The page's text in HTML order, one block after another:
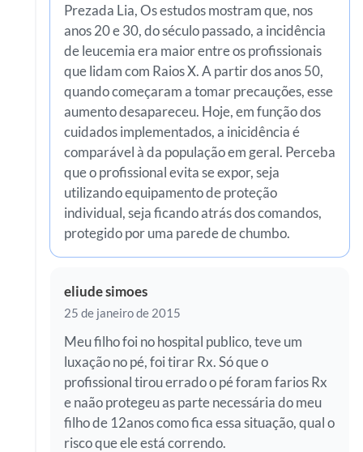
Prezada Lia, Os estudos mostram que, nos
anos 20 e 30, do século passado, a incidência
de leucemia era maior entre os profissionais
que lidam com Raios X. A partir dos anos 50,
quando começaram a tomar precauções, esse
aumento desapareceu. Hoje, em função dos
cuidados implementados, a inicidência é
comparável à da população em geral. Perceba
que o profissional evita se expor, seja
utilizando equipamento de proteção
individual, seja ficando atrás dos comandos,
protegido por uma parede de chumbo.
eliude simoes
25 de janeiro de 2015
Meu filho foi no hospital publico, teve um
luxação no pé, foi tirar Rx. Só que o
profissional tirou errado o pé foram farios Rx
e naão protegeu as parte necessária do meu
filho de 12anos como fica essa situação, qual o
risco que ele está correndo.